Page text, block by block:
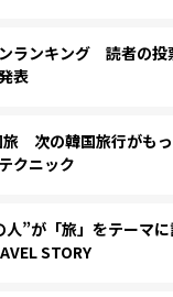
ランキング 読者の投
表
次の韓国旅行がもっ
クニック
人”が「旅」をテーマ
STORY